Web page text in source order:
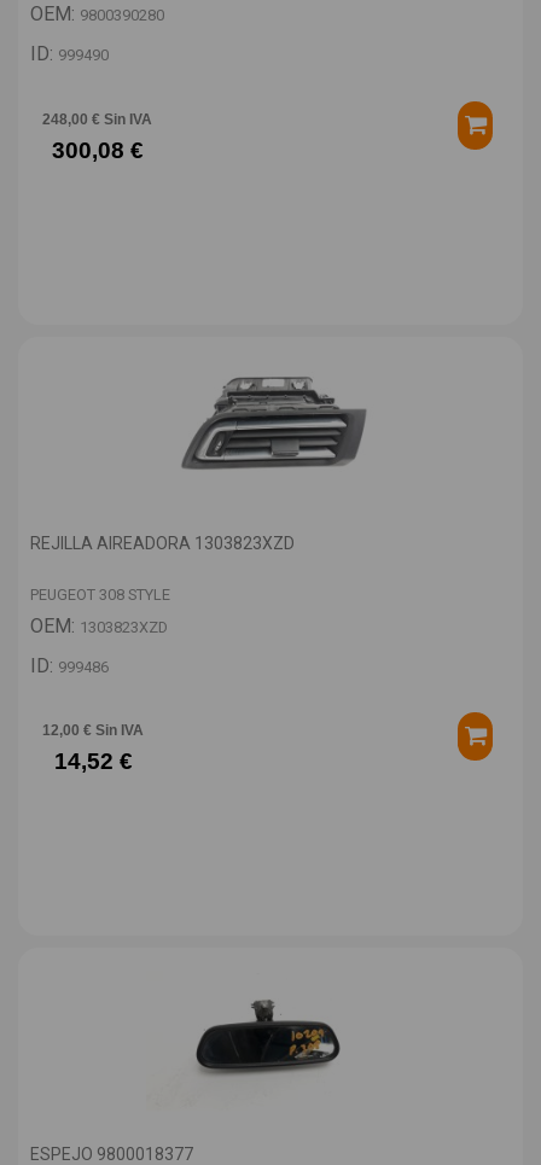
OEM: 9800390280
ID: 999490
248,00 € Sin IVA
300,08 €
REJILLA AIREADORA 1303823XZD
PEUGEOT 308 STYLE
OEM: 1303823XZD
ID: 999486
12,00 € Sin IVA
14,52 €
ESPEJO 9800018377